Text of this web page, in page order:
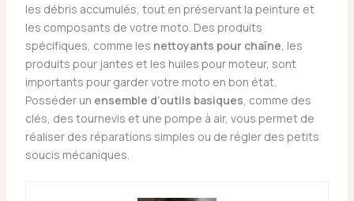
les débris accumulés, tout en préservant la peinture et
les composants de votre moto. Des produits
spécifiques, comme les nettoyants pour chaîne , les
produits pour jantes et les huiles pour moteur, sont
importants pour garder votre moto en bon état.
Posséder un ensemble d’outils basiques , comme des
clés, des tournevis et une pompe à air, vous permet de
réaliser des réparations simples ou de régler des petits
soucis mécaniques.